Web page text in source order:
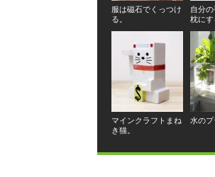
服は磁石でくっつけ
る。
自分
枕にす
マインクラフトまね
き猫。
水のプ